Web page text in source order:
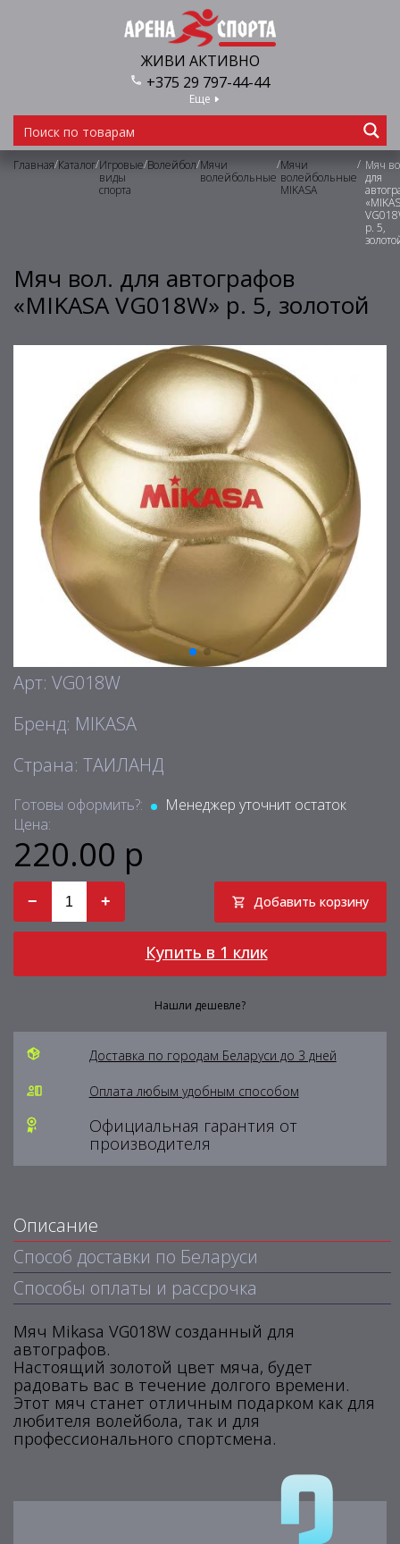
ЖИВИ АКТИВНО
+375 29 797-44-44
Еще
Главная/Каталог/Игровые
виды
спорта
/Волейбол/Мячи
волейбольные
/Мячи
волейбольные
MIKASA
/ Мяч
для
р. 5,
Мяч вол. для автографов
«MIKASA VG018W» р. 5, золотой
Арт: VG018W
Бренд: MIKASA
Страна: ТАИЛАНД
Готовы оформить?:
Менеджер уточнит остаток
Цена:
220.00 р
− + Добавить корзину
Купить в 1 клик
Нашли дешевле?
Доставка по городам Беларуси до 3 дней
Оплата любым удобным способом
Официальная гарантия от
производителя
Описание
Способ доставки по Беларуси
Способы оплаты и рассрочка
Мяч Mikasa VG018W созданный для
автографов.
Настоящий золотой цвет мяча, будет
радовать вас в течение долгого времени.
Этот мяч станет отличным подарком как для
любителя волейбола, так и для
профессионального спортсмена.